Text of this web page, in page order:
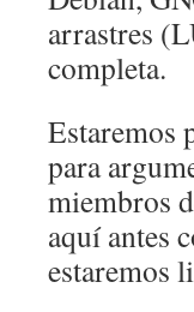
arrastres
completa.
Estaremos
para
miembros
aquí antes
estaremos